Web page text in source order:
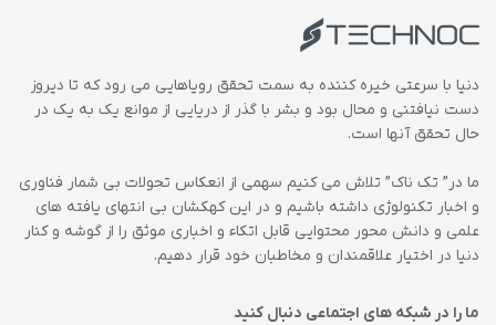
دنیا با سرعتی خیره کننده به سمت تحقق رویاهایی می رود که تا دیروز
دست نیافتنی و محال بود و بشر با گذر از دریایی از موانع یک به یک در
حال تحقق آنها است.
ما در” تک ناک” تلاش می کنیم سهمی از انعکاس تحولات بی شمار فناوری
و اخبار تکنولوژی داشته باشیم و در این کهکشان بی انتهای یافته های
علمی و دانش محور محتوایی قابل اتکاء و اخباری موثق را از گوشه و کنار
دنیا در اختیار علاقمندان و مخاطبان خود قرار دهیم.
ما را در شبکه های اجتماعی دنبال کنید